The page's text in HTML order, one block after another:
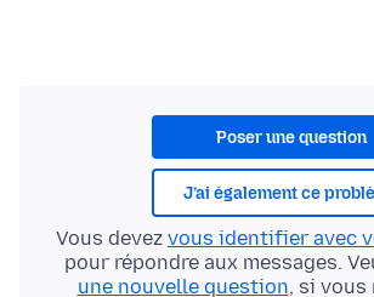
Poser une question
J’ai également ce
Vous devez vous identifier avec
pour répondre aux messages.
une nouvelle question, si vous